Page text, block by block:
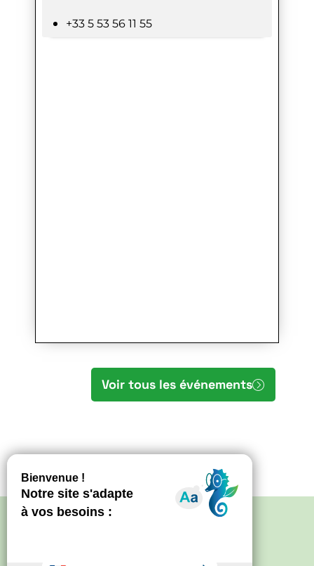
+33 5 53 56 11 55
Voir tous les événements
Politique de confidentialité
Mentions